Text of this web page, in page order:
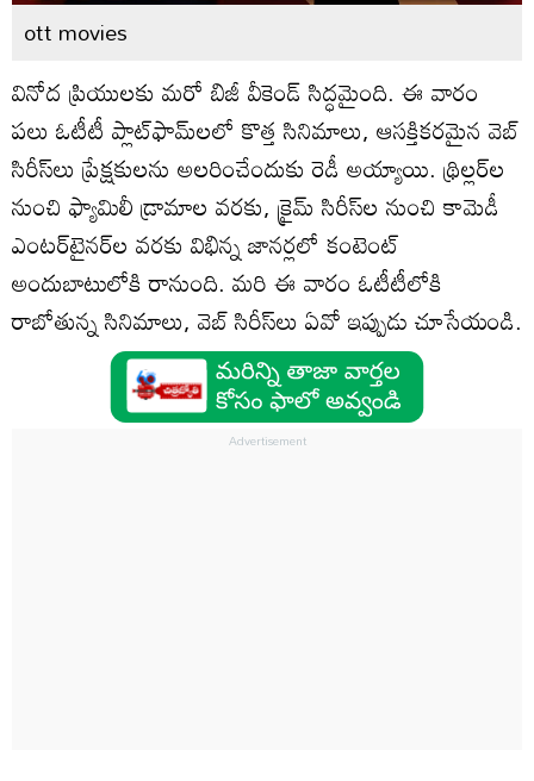
ott movies
వినోద ప్రియులకు మరో బిజీ వీకెండ్ సిద్ధమైంది. ఈ వారం
పలు ఓటీటీ ప్లాట్‌ఫామ్‌లలో కొత్త సినిమాలు, ఆసక్తికరమైన వెబ్
సిరీస్‌లు ప్రేక్షకులను అలరించేందుకు రెడీ అయ్యాయి. థ్రిల్లర్‌ల
నుంచి ఫ్యామిలీ డ్రామాల వరకు, క్రైమ్ సిరీస్‌ల నుంచి కామెడీ
ఎంటర్‌టైనర్‌ల వరకు విభిన్న జానర్లలో కంటెంట్
అందుబాటులోకి రానుంది. మరి ఈ వారం ఓటీటీలోకి
రాబోతున్న సినిమాలు, వెబ్ సిరీస్‌లు ఏవో ఇప్పుడు చూసేయండి.